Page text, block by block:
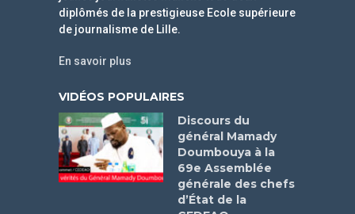
diplômés de la prestigieuse Ecole supérieure
de journalisme de Lille.
En savoir plus
VIDÉOS POPULAIRES
Discours du
général Mamady
Doumbouya à la
69e Assemblée
générale des chefs
d’État de la